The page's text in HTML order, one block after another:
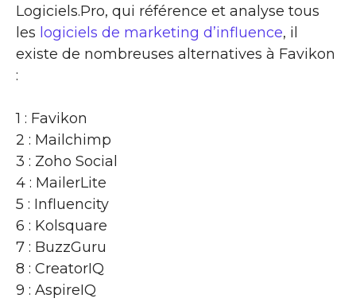
Logiciels.Pro, qui référence et analyse tous
les logiciels de marketing d’influence, il
existe de nombreuses alternatives à Favikon
:
1 : Favikon
2 : Mailchimp
3 : Zoho Social
4 : MailerLite
5 : Influencity
6 : Kolsquare
7 : BuzzGuru
8 : CreatorIQ
9 : AspireIQ